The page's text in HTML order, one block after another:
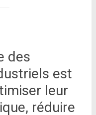
des
est
leur
réduire